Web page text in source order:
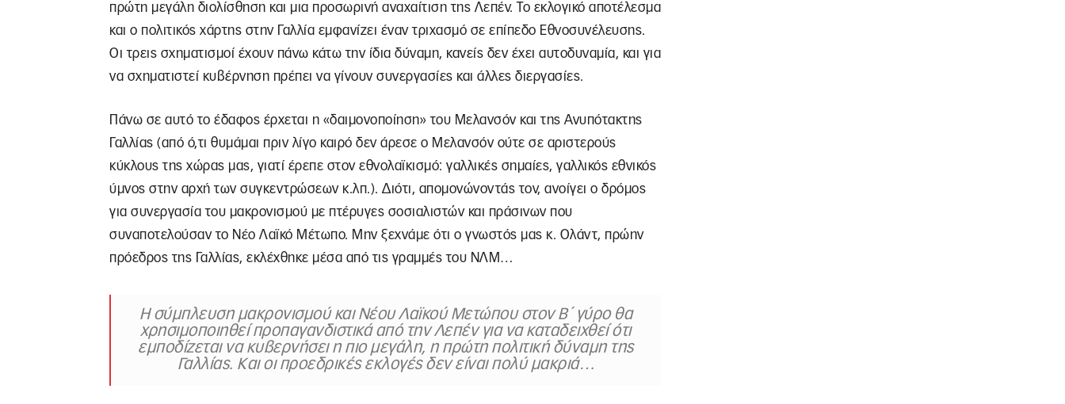
πρώτη μεγάλη διολίσθηση και μια προσωρινή αναχαίτιση της Λεπέν. Το εκλογικό αποτέλεσμα
και ο πολιτικός χάρτης στην Γαλλία εμφανίζει έναν τριχασμό σε επίπεδο Εθνοσυνέλευσης.
Οι τρεις σχηματισμοί έχουν πάνω κάτω την ίδια δύναμη, κανείς δεν έχει αυτοδυναμία, και για
να σχηματιστεί κυβέρνηση πρέπει να γίνουν συνεργασίες και άλλες διεργασίες.
Πάνω σε αυτό το έδαφος έρχεται η «δαιμονοποίηση» του Μελανσόν και της Ανυπότακτης
Γαλλίας (από ό,τι θυμάμαι πριν λίγο καιρό δεν άρεσε ο Μελανσόν ούτε σε αριστερούς
κύκλους της χώρας μας, γιατί έρεπε στον εθνολαϊκισμό: γαλλικές σημαίες, γαλλικός εθνικός
ύμνος στην αρχή των συγκεντρώσεων κ.λπ.). Διότι, απομονώνοντάς τον, ανοίγει ο δρόμος
για συνεργασία του μακρονισμού με πτέρυγες σοσιαλιστών και πράσινων που
συναποτελούσαν το Νέο Λαϊκό Μέτωπο. Μην ξεχνάμε ότι ο γνωστός μας κ. Ολάντ, πρώην
πρόεδρος της Γαλλίας, εκλέχθηκε μέσα από τις γραμμές του ΝΛΜ…
Η σύμπλευση μακρονισμού και Νέου Λαϊκού Μετώπου στον Β΄ γύρο θα
χρησιμοποιηθεί προπαγανδιστικά από την Λεπέν για να καταδειχθεί ότι
εμποδίζεται να κυβερνήσει η πιο μεγάλη, η πρώτη πολιτική δύναμη της
Γαλλίας. Και οι προεδρικές εκλογές δεν είναι πολύ μακριά…